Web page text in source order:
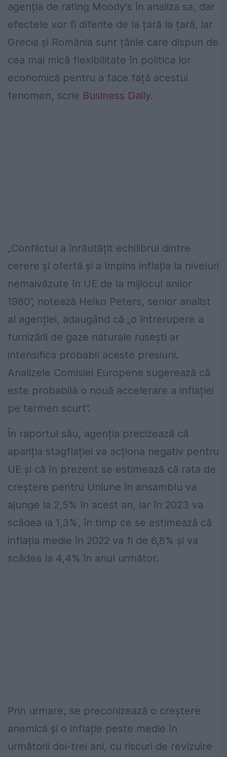
agenția de rating Moody's în analiza sa, dar
efectele vor fi diferite de la țară la țară, iar
Grecia și România sunt țările care dispun de
cea mai mică flexibilitate în politica lor
economică pentru a face față acestui
fenomen, scrie Business Daily.
„Conflictul a înrăutățit echilibrul dintre
cerere și ofertă și a împins inflația la niveluri
nemaivăzute în UE de la mijlocul anilor
1980”, notează Heiko Peters, senior analist
al agenției, adaugând că „o întrerupere a
furnizării de gaze naturale rusești ar
intensifica probabil aceste presiuni.
Analizele Comisiei Europene sugerează că
este probabilă o nouă accelerare a inflației
pe termen scurt”.
În raportul său, agenția precizează că
apariția stagflației va acționa negativ pentru
UE și că în prezent se estimează că rata de
creștere pentru Uniune în ansamblu va
ajunge la 2,5% în acest an, iar în 2023 va
scădea la 1,3%, în timp ce se estimează că
inflația medie în 2022 va fi de 6,8% și va
scădea la 4,4% în anul următor.
Prin urmare, se preconizează o creștere
anemică și o inflație peste medie în
următorii doi-trei ani, cu riscuri de revizuire